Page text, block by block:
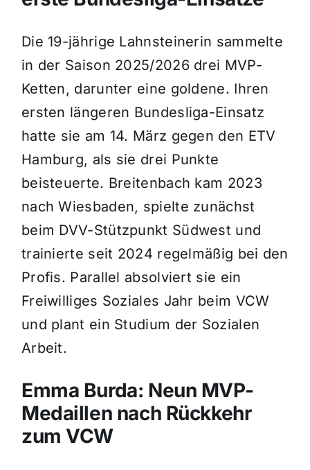
Die 19-jährige Lahnsteinerin sammelte
in der Saison 2025/2026 drei MVP-
Ketten, darunter eine goldene. Ihren
ersten längeren Bundesliga-Einsatz
hatte sie am 14. März gegen den ETV
Hamburg, als sie drei Punkte
beisteuerte. Breitenbach kam 2023
nach Wiesbaden, spielte zunächst
beim DVV-Stützpunkt Südwest und
trainierte seit 2024 regelmäßig bei den
Profis. Parallel absolviert sie ein
Freiwilliges Soziales Jahr beim VCW
und plant ein Studium der Sozialen
Arbeit.
Emma Burda: Neun MVP-
Medaillen nach Rückkehr
zum VCW